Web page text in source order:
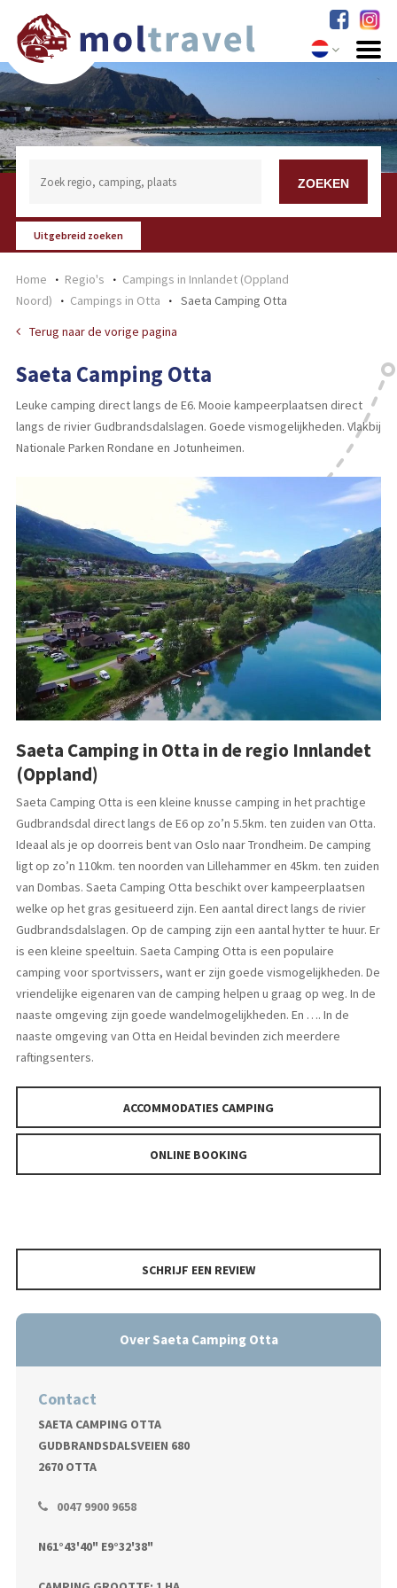
Uitgebreid zoeken
Home Regio's
Campings in Innlandet (Oppland
Noord)
Campings in Otta
Saeta Camping Otta
Terug naar de vorige pagina
Saeta Camping Otta
Leuke camping direct langs de E6. Mooie kampeerplaatsen direct
langs de rivier Gudbrandsdalslagen. Goede vismogelijkheden. Vlakbij
Nationale Parken Rondane en Jotunheimen.
Saeta Camping in Otta in de regio Innlandet
(Oppland)
Saeta Camping Otta is een kleine knusse camping in het prachtige
Gudbrandsdal direct langs de E6 op zo’n 5.5km. ten zuiden van Otta.
Ideaal als je op doorreis bent van Oslo naar Trondheim. De camping
ligt op zo’n 110km. ten noorden van Lillehammer en 45km. ten zuiden
van Dombas. Saeta Camping Otta beschikt over kampeerplaatsen
welke op het gras gesitueerd zijn. Een aantal direct langs de rivier
Gudbrandsdalslagen. Op de camping zijn een aantal hytter te huur. Er
is een kleine speeltuin. Saeta Camping Otta is een populaire
camping voor sportvissers, want er zijn goede vismogelijkheden. De
vriendelijke eigenaren van de camping helpen u graag op weg. In de
naaste omgeving zijn goede wandelmogelijkheden. En …. In de
naaste omgeving van Otta en Heidal bevinden zich meerdere
raftingsenters.
ACCOMMODATIES CAMPING
ONLINE BOOKING
SCHRIJF EEN REVIEW
Over Saeta Camping Otta
Contact
SAETA CAMPING OTTA
GUDBRANDSDALSVEIEN 680
2670 OTTA
0047 9900 9658
N61°43'40" E9°32'38"